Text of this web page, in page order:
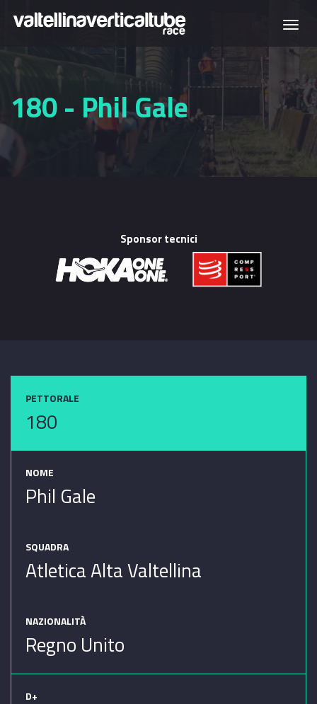
Salta al contenuto principale
180 - Phil Gale
Sponsor tecnici
PETTORALE
180
NOME
Phil Gale
SQUADRA
Atletica Alta Valtellina
NAZIONALITÀ
Regno Unito
D+